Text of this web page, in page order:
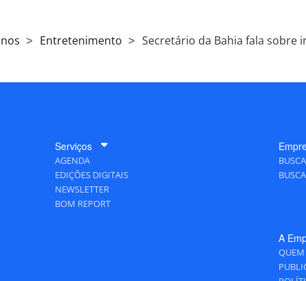
Entretenimento Secretário da Bahia fala sobre
Serviços
AGENDA
EDIÇÕES DIGITAIS
NEWSLETTER
BOM REPORT
A